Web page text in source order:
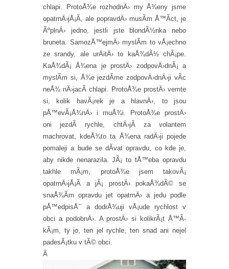
chlapi. ProtoÅ¾e rozhodnÄ› my Å¾eny jsme
opatrnÄ›jÅ¡Ã­, ale popravdÄ› musÃ­m Å™Ã­ct, je
ÃºplnÄ› jedno, jestli jste blondÃ½nka nebo
bruneta. SamozÅ™ejmÄ› myslÃ­m to vÅ¡echno
ze srandy, ale urÄitÄ› to kaÅ¾dÃ½ chÃ¡pe.
KaÅ¾dÃ¡ Å¾ena je prostÄ› zodpovÄ›dnÃ¡ a
myslÃ­m si, Å¾e jezdÃ­me zodpovÄ›dnÄ›ji vÃ­c
neÅ¾ nÄ›jacÃ­ chlapi. ProtoÅ¾e prostÄ› vemte
si, kolik havÃ¡rek je a hlavnÄ›, to jsou
pÅ™evÃ¡Å¾nÄ› i muÅ¾i. ProtoÅ¾e prostÄ›
oni jezdÃ­ rychle, chtÄ›jÃ­ za volantem
machrovat, kdeÅ¾to ta Å¾ena radÄ›ji pojede
pomaleji a bude se dÃ­vat opravdu, co kde je,
aby nikde nenarazila. JÃ¡ to tÅ™eba opravdu
takhle mÃ¡m, protoÅ¾e jsem takovÃ¡
opatrnÄ›jÅ¡Ã­ a jÃ¡ prostÄ› pokaÅ¾dÃ© se
snaÅ¾Ã­m opravdu jet opatrnÄ› a jedu podle
pÅ™edpisÅ¯ a dodrÅ¾uji vÅ¡ude rychlost v
obci a podobnÄ›. A prostÄ› si kolikrÃ¡t Å™Ã­
kÃ¡m, ty jo, ten jel rychle, ten snad ani nejel
padesÃ¡tku v tÃ© obci.
Â